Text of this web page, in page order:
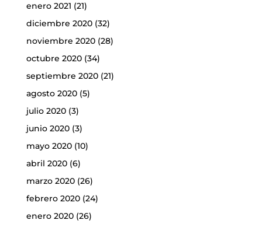
enero 2021 (21)
diciembre 2020(32)
noviembre 2020(28)
octubre 2020(34)
septiembre 2020(21)
agosto 2020(5)
julio 2020(3)
junio 2020(3)
mayo 2020(10)
abril 2020(6)
marzo 2020(26)
febrero 2020(24)
enero 2020(26)